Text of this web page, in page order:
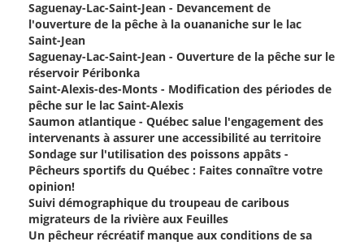
Saguenay-Lac-Saint-Jean - Devancement de
l'ouverture de la pêche à la ouananiche sur le lac
Saint-Jean
Saguenay-Lac-Saint-Jean - Ouverture de la pêche sur le
réservoir Péribonka
Saint-Alexis-des-Monts - Modification des périodes de
pêche sur le lac Saint-Alexis
Saumon atlantique - Québec salue l'engagement des
intervenants à assurer une accessibilité au territoire
Sondage sur l'utilisation des poissons appâts -
Pêcheurs sportifs du Québec : Faites connaître votre
opinion!
Suivi démographique du troupeau de caribous
migrateurs de la rivière aux Feuilles
Un pêcheur récréatif manque aux conditions de sa